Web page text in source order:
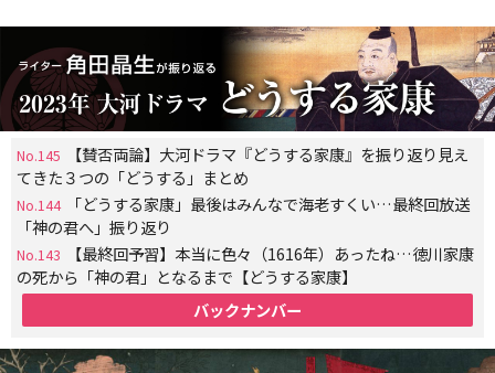
No.145
【賛否両論】大河ドラマ『どうする家康』を振り返り見え
てきた３つの「どうする」まとめ
No.144
「どうする家康」最後はみんなで海老すくい…最終回放送
「神の君へ」振り返り
No.143
【最終回予習】本当に色々（1616年）あったね…徳川家康
の死から「神の君」となるまで【どうする家康】
バックナンバー